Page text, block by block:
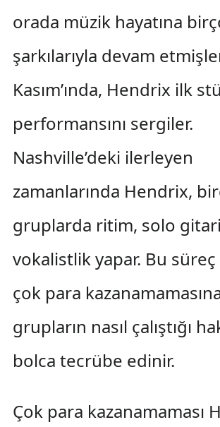
orada müzik hayatına
şarkılarıyla devam
Kasım’ında, Hendrix ilk
performansını sergiler.
Nashville’deki ilerleyen
zamanlarında Hendrix,
gruplarda ritim, solo
vokalistlik yapar. Bu
çok para
grupların nasıl çalıştığı
bolca tecrübe edinir.
Çok para kazanamaması